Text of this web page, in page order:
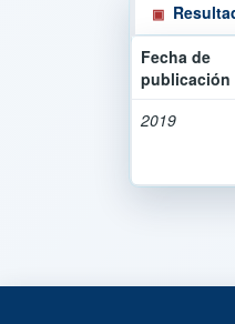
Fecha de
publicación
2019